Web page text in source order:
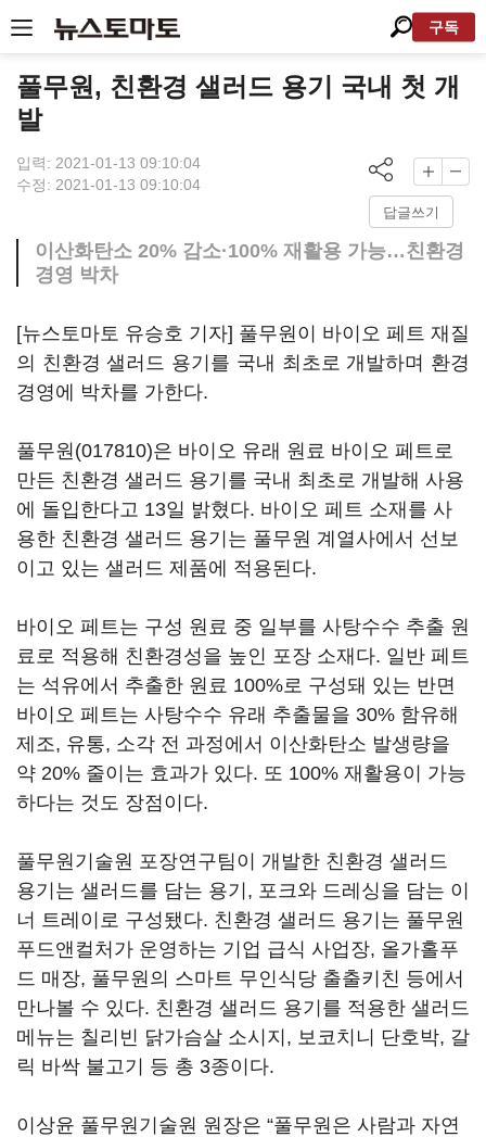
구독
풀무원, 친환경 샐러드 용기 국내 첫 개
발
입력: 2021-01-13 09:10:04
수정: 2021-01-13 09:10:04
답글쓰기
이산화탄소 20% 감소·100% 재활용 가능…친환경
경영 박차
[뉴스토마토 유승호 기자] 풀무원이 바이오 페트 재질
의 친환경 샐러드 용기를 국내 최초로 개발하며 환경
경영에 박차를 가한다.
풀무원(017810)은 바이오 유래 원료 바이오 페트로
만든 친환경 샐러드 용기를 국내 최초로 개발해 사용
에 돌입한다고 13일 밝혔다. 바이오 페트 소재를 사
용한 친환경 샐러드 용기는 풀무원 계열사에서 선보
이고 있는 샐러드 제품에 적용된다.
바이오 페트는 구성 원료 중 일부를 사탕수수 추출 원
료로 적용해 친환경성을 높인 포장 소재다. 일반 페트
는 석유에서 추출한 원료 100%로 구성돼 있는 반면
바이오 페트는 사탕수수 유래 추출물을 30% 함유해
제조, 유통, 소각 전 과정에서 이산화탄소 발생량을
약 20% 줄이는 효과가 있다. 또 100% 재활용이 가능
하다는 것도 장점이다.
풀무원기술원 포장연구팀이 개발한 친환경 샐러드
용기는 샐러드를 담는 용기, 포크와 드레싱을 담는 이
너 트레이로 구성됐다. 친환경 샐러드 용기는 풀무원
푸드앤컬처가 운영하는 기업 급식 사업장, 올가홀푸
드 매장, 풀무원의 스마트 무인식당 출출키친 등에서
만나볼 수 있다. 친환경 샐러드 용기를 적용한 샐러드
메뉴는 칠리빈 닭가슴살 소시지, 보코치니 단호박, 갈
릭 바싹 불고기 등 총 3종이다.
이상윤 풀무원기술원 원장은 “풀무원은 사람과 자연